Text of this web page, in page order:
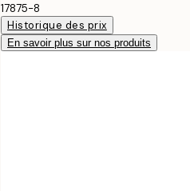
17875-8
Historique des prix
En savoir plus sur nos produits